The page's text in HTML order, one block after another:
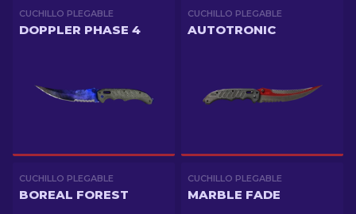
CUCHILLO PLEGABLE
DOPPLER PHASE 4
CUCHILLO PLEGABLE
AUTOTRONIC
CUCHILLO PLEGABLE
BOREAL FOREST
CUCHILLO PLEGABLE
MARBLE FADE